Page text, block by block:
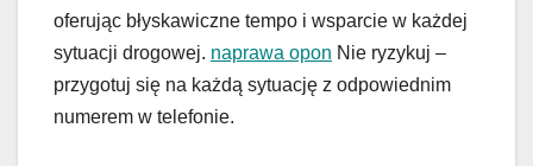
oferując błyskawiczne tempo i wsparcie w każdej
sytuacji drogowej. naprawa opon Nie ryzykuj –
przygotuj się na każdą sytuację z odpowiednim
numerem w telefonie.